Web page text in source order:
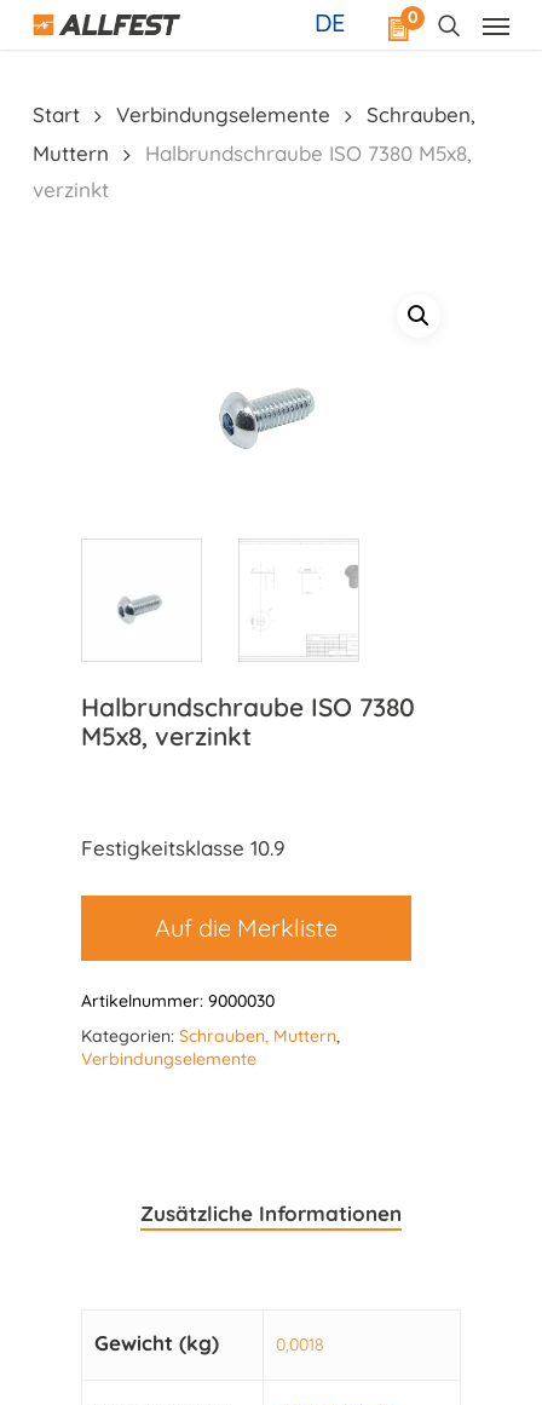
Skip
0
DE
Start Verbindungselemente
Schrauben,
Muttern
Halbrundschraube ISO 7380 M5x8,
verzinkt
Halbrundschraube ISO 7380
M5x8, verzinkt
Festigkeitsklasse 10.9
Auf die Merkliste
Artikelnummer: 9000030
Kategorien: Schrauben, Muttern,
Verbindungselemente
Zusätzliche Informationen
Gewicht (kg) 0,0018